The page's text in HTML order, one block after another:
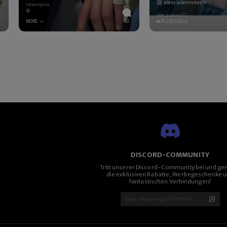
lievensjulie
😍
MORE 10
alessioiannoneph
fabrizioreale72
📸🔝🥇👏🏻👏🏻🍾
DISCORD-COMMUNITY
Tritt unserer Discord-Community bei und
die exklusiven Rabatte, Werbegeschenke
fantastischen Verbindungen!